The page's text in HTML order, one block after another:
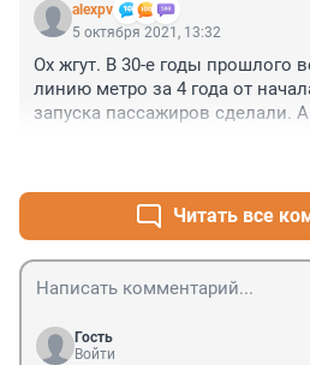
alexpv
5 октября 2021, 13:32
Ох жгут. В 30-е годы прошлого
линию метро за 4 года от
запуска пассажиров сделали. А
Читать все
Гость
Войти